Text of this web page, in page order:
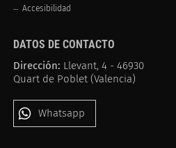
Accesibilidad
DATOS DE CONTACTO
Dirección: Llevant, 4 - 46930
Quart de Poblet (Valencia)
Whatsapp